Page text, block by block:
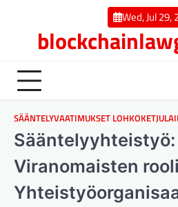
Wed, Jul 29,
SÄÄNTELYVAATIMUKSET
Sääntelyyhteistyö:
Viranomaisten